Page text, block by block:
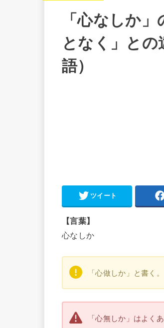
「心なしか
となく」との
語）
ツイート
【言葉】
心なしか
「心做しか」と書く。
「心無しか」はよく